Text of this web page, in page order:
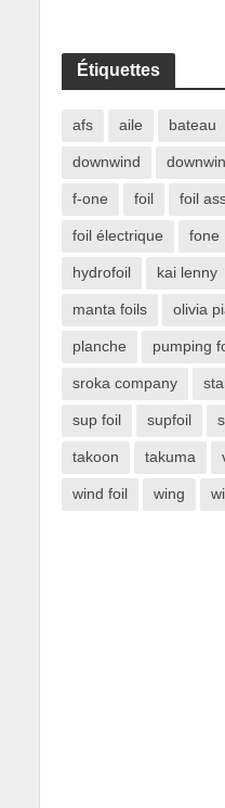
Étiquettes
afs aile bateau
downwind
f-one foil foil
foil électrique fone
hydrofoil kai lenny
manta foils olivia
planche pumping
sroka company
sup foil supfoil
takoon takuma
wind foil wing